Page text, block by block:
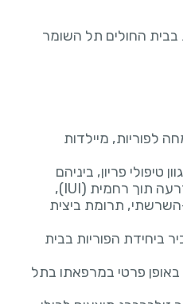
בבית החולים תל השומר
לפוריות, מיילדות
טיפולי פריון, ביניהם
הפריה חוץ גופית (IVF), הזרעה תוך רחמית (IUI),
השרשתי, תרומת ביצית
ביחידת הפוריות בבית
פרטי במרפאתו בתל